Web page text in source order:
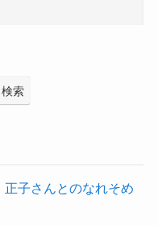
検索
子さんとのなれそめ